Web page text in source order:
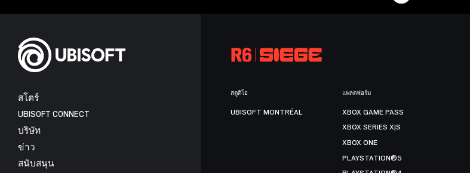
สโตร์
UBISOFT CONNECT
บริษัท
ข่าว
สนับสนุน
สตูดิโอ
UBISOFT MONTRÉAL
แพลตฟอร์ม
XBOX GAME PASS
XBOX SERIES X|S
XBOX ONE
PLAYSTATION®5